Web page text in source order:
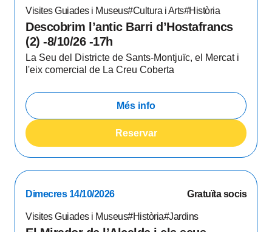
Visites Guiades i Museus#Cultura i Arts#Història
Descobrim l’antic Barri d’Hostafrancs
(2) -8/10/26 -17h
La Seu del Districte de Sants-Montjuïc, el Mercat i
l'eix comercial de La Creu Coberta
Més info
Reservar
Dimecres 14/10/2026 Gratuïta socis
Visites Guiades i Museus#Història#Jardins